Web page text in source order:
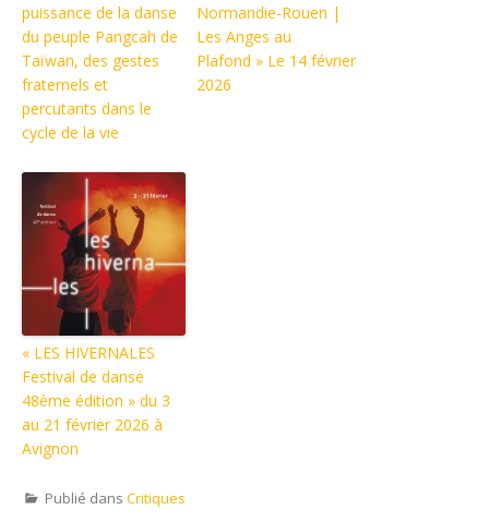
puissance de la danse
du peuple Pangcah de
Taïwan, des gestes
fraternels et
percutants dans le
cycle de la vie
Normandie-Rouen |
Les Anges au
Plafond » Le 14 février
2026
« LES HIVERNALES
Festival de danse
48ème édition » du 3
au 21 février 2026 à
Avignon
Publié dans Critiques